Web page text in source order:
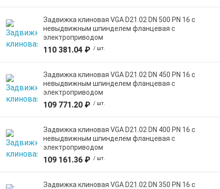
Задвижка клиновая VGA D21.02 DN 500 PN 16 с
невыдвижным шпинделем фланцевая с
электроприводом
110 381.04 ₽ / шт.
Задвижка клиновая VGA D21.02 DN 450 PN 16 с
невыдвижным шпинделем фланцевая с
электроприводом
109 771.20 ₽ / шт.
Задвижка клиновая VGA D21.02 DN 400 PN 16 с
невыдвижным шпинделем фланцевая с
электроприводом
109 161.36 ₽ / шт.
Задвижка клиновая VGA D21.02 DN 350 PN 16 с